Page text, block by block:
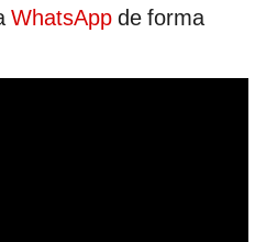
WhatsApp de forma